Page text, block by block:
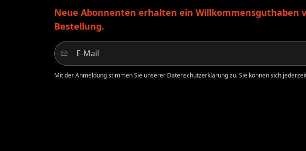
Neue Abonnenten erhalten ein Willkommensguthaben
Bestellung.
Mit der Anmeldung stimmen Sie unserer Datenschutzerklärung zu. Sie können sich